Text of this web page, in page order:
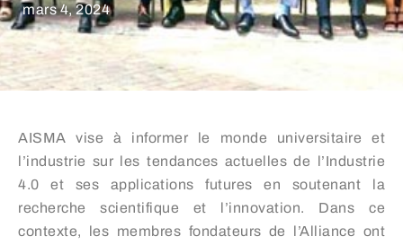
mars 4, 2024
AISMA vise à informer le monde universitaire et
l’industrie sur les tendances actuelles de l’Industrie
4.0 et ses applications futures en soutenant la
recherche scientifique et l’innovation. Dans ce
contexte, les membres fondateurs de l’Alliance ont